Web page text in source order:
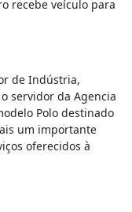
recebe veículo para
de Indústria,
servidor da Agencia
Polo destinado
um importante
oferecidos à